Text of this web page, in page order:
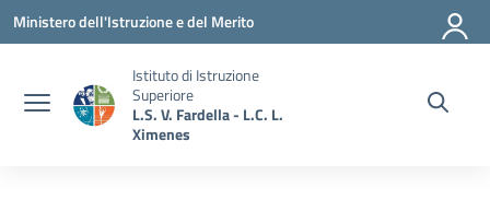
Vai ai contenuti
Vai al menu di navigazione
Vai al footer
Ministero dell'Istruzione e del Merito
Istituto di Istruzione
Superiore
L.S. V. Fardella - L.C. L.
Ximenes